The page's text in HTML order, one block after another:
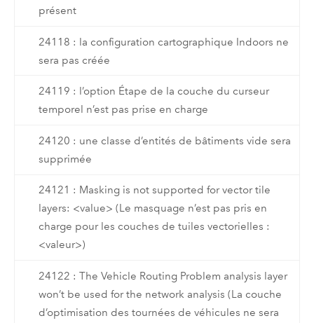
présent
24118 : la configuration cartographique Indoors ne
sera pas créée
24119 : l’option Étape de la couche du curseur
temporel n’est pas prise en charge
24120 : une classe d’entités de bâtiments vide sera
supprimée
24121 : Masking is not supported for vector tile
layers: <value> (Le masquage n’est pas pris en
charge pour les couches de tuiles vectorielles :
<valeur>)
24122 : The Vehicle Routing Problem analysis layer
won’t be used for the network analysis (La couche
d’optimisation des tournées de véhicules ne sera